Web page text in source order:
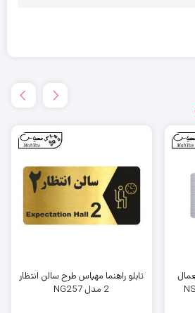
تابلو راهنما مهیاس طرح سالن انتظار
2 مدل NG257